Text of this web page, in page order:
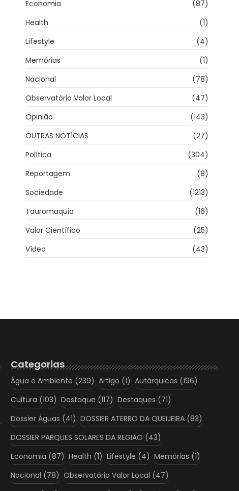
Economia
(87)
Health
(1)
Lifestyle
(4)
Memórias
(1)
Nacional
(78)
Observatório Valor Local
(47)
Opinião
(143)
OUTRAS NOTÍCIAS
(27)
Política
(304)
Reportagem
(8)
Sociedade
(1213)
Tauromaquia
(16)
Valor Científico
(25)
Vídeo
(43)
Categorias
Água e Ambiente (239) Artigo (1) Autárquicas (196)
Cultura (103) Destaque (117) Destaques (71)
Dossier Águas (41) DOSSIER ATERRO DA QUEIJEIRA (83)
DOSSIER PARQUES SOLARES DA REGIÃO (43)
Economia (87) Health (1) Lifestyle (4) Memórias (1)
Nacional (78) Observatório Valor Local (47)